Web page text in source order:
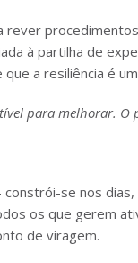
à partilha de
a resiliência é
para melhorar. O
se nos
os que gerem
de viragem.